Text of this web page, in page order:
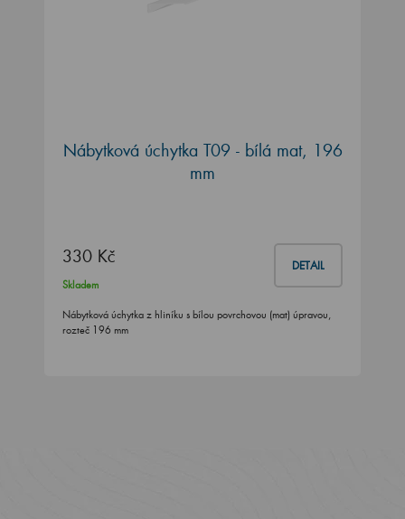
Nábytková úchytka T09 - bílá mat, 196
mm
330 Kč DETAIL
Skladem
Nábytková úchytka z hliníku s bílou povrchovou (mat) úpravou,
rozteč 196 mm